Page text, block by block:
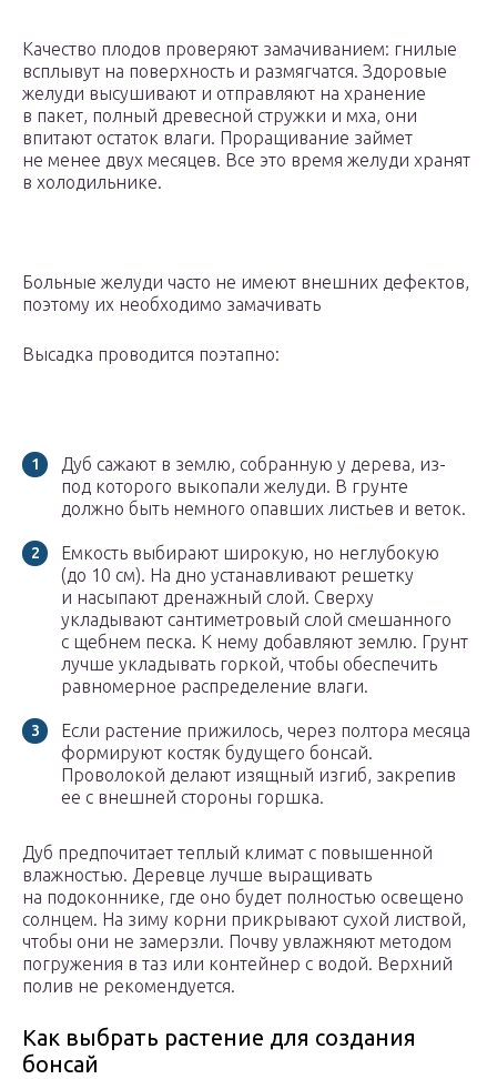
Качество плодов проверяют замачиванием: гнилые
всплывут на поверхность и размягчатся. Здоровые
желуди высушивают и отправляют на хранение
в пакет, полный древесной стружки и мха, они
впитают остаток влаги. Проращивание займет
не менее двух месяцев. Все это время желуди хранят
в холодильнике.
Больные желуди часто не имеют внешних дефектов,
поэтому их необходимо замачивать
Высадка проводится поэтапно:
Дуб сажают в землю, собранную у дерева, из-
под которого выкопали желуди. В грунте
должно быть немного опавших листьев и веток.
Емкость выбирают широкую, но неглубокую
(до 10 см). На дно устанавливают решетку
и насыпают дренажный слой. Сверху
укладывают сантиметровый слой смешанного
с щебнем песка. К нему добавляют землю. Грунт
лучше укладывать горкой, чтобы обеспечить
равномерное распределение влаги.
Если растение прижилось, через полтора месяца
формируют костяк будущего бонсай.
Проволокой делают изящный изгиб, закрепив
ее с внешней стороны горшка.
Дуб предпочитает теплый климат с повышенной
влажностью. Деревце лучше выращивать
на подоконнике, где оно будет полностью освещено
солнцем. На зиму корни прикрывают сухой листвой,
чтобы они не замерзли. Почву увлажняют методом
погружения в таз или контейнер с водой. Верхний
полив не рекомендуется.
Как выбрать растение для создания
бонсай